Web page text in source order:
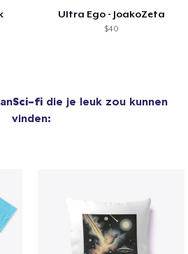
Ultra Ego - JoakoZeta
$40
Sci-fi die je leuk zou kunnen
vinden: